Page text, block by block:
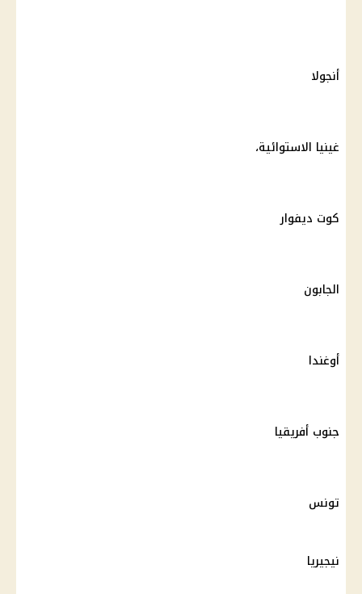
أنجولا
غينيا الاستوائية،
كوت ديفوار
الجابون
أوغندا
جنوب أفريقيا
تونس
نيجيريا